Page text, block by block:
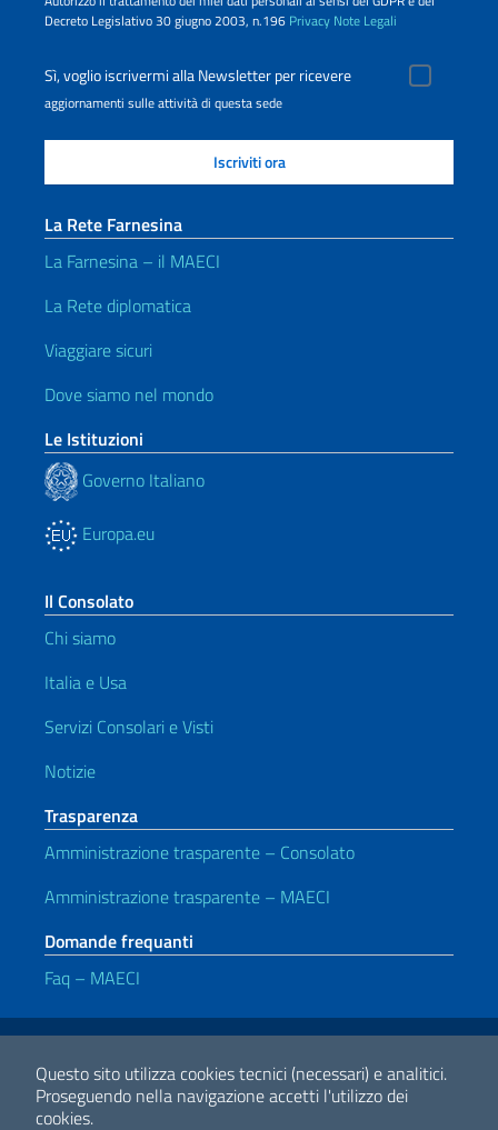
Questo sito utilizza cookies tecnici (necessari) e analitici.
Proseguendo nella navigazione accetti l'utilizzo dei
cookies.
Decreto Legislativo 30 giugno 2003, n.196 Privacy Note Legali
Sì, voglio iscrivermi alla Newsletter per ricevere
aggiornamenti sulle attività di questa sede
La Rete Farnesina
La Farnesina – il MAECI
La Rete diplomatica
Viaggiare sicuri
Dove siamo nel mondo
Le Istituzioni
Governo Italiano
Europa.eu
Il Consolato
Chi siamo
Italia e Usa
Servizi Consolari e Visti
Notizie
Trasparenza
Amministrazione trasparente – Consolato
Amministrazione trasparente – MAECI
Domande frequanti
Faq – MAECI
Link Utili